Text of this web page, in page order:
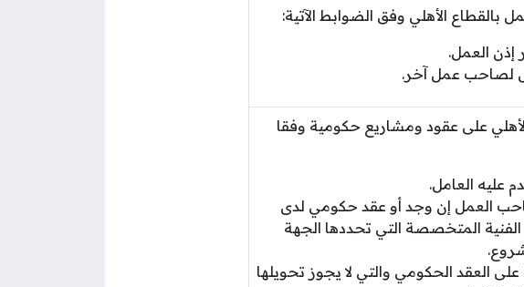
الأهلي وفق الضوابط الآتية:
العمل.
لصاحب عمل آخر.
على عقود ومشاريع حكومية وفقا
عليه العامل.
العمل إن وجد أو عقد حكومي لدى
المتخصصة التي تحددها الجهة
العقد الحكومي والتي لا يجوز تحويلها